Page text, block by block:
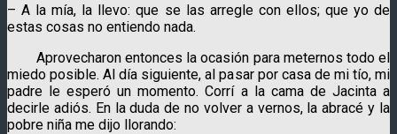
– A la mía, la llevo: que se las arregle con ellos; que yo de
estas cosas no entiendo nada.
Aprovecharon entonces la ocasión para meternos todo el
miedo posible. Al día siguiente, al pasar por casa de mi tío, mi
padre le esperó un momento. Corrí a la cama de Jacinta a
decirle adiós. En la duda de no volver a vernos, la abracé y la
pobre niña me dijo llorando: